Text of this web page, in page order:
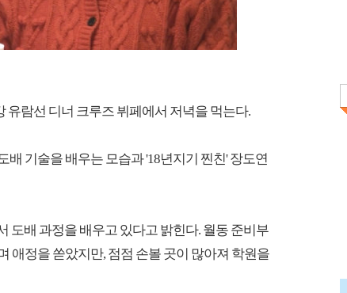
유람선 디너 크루즈 뷔페에서 저녁을 먹는다.
배 기술을 배우는 모습과 '18년지기 찐친' 장도연
도배 과정을 배우고 있다고 밝힌다. 월동 준비부
애정을 쏟았지만, 점점 손볼 곳이 많아져 학원을